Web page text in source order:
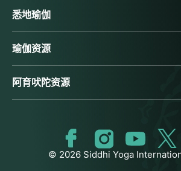
悉地瑜伽
瑜伽资源
阿育吠陀资源
© 2026 Siddhi Yoga